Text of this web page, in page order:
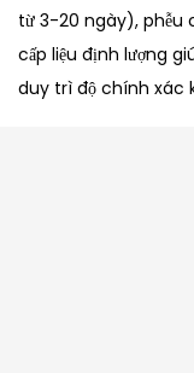
từ 3-20 ngày), phễu
cấp liệu định lượng
duy trì độ chính xác